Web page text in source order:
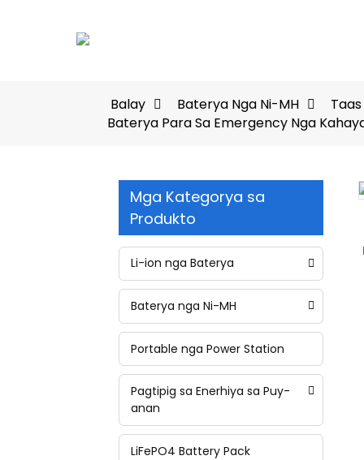
Balay Baterya Nga Ni-MH
Baterya Para Sa Emergency Nga
Mga Kategorya sa
Produkto
Li-ion nga Baterya
Baterya nga Ni-MH
Portable nga Power Station
Pagtipig sa Enerhiya sa Puy-
anan
LiFePO4 Battery Pack
Loading...
Loading...